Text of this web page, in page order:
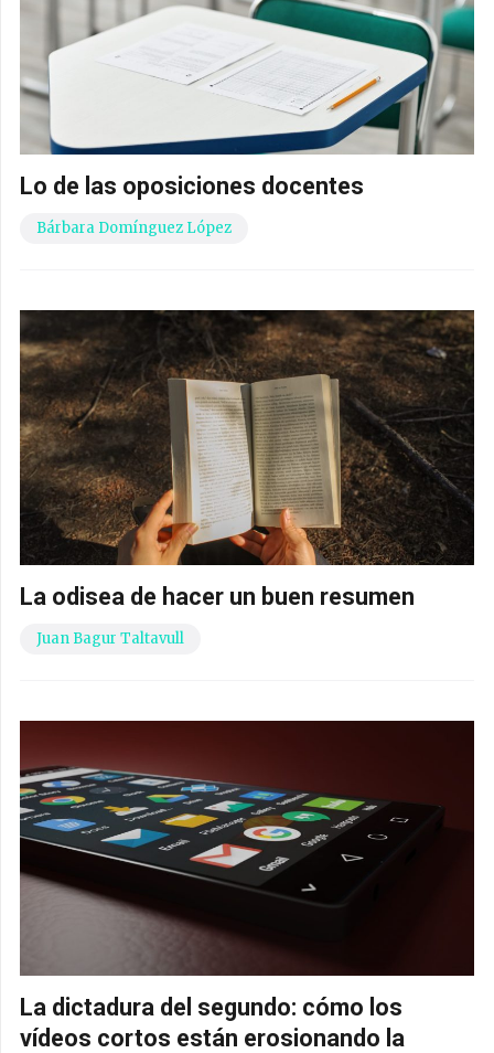
Lo de las oposiciones docentes
Bárbara Domínguez López
La odisea de hacer un buen resumen
Juan Bagur Taltavull
La dictadura del segundo: cómo los
vídeos cortos están erosionando la